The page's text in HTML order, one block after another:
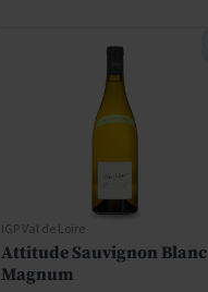
IGP Val de Loire
Attitude Sauvignon Blanc
Magnum